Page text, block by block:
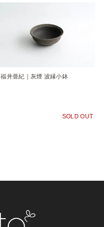
福井亜紀｜灰煙 波縁小鉢
SOLD OUT